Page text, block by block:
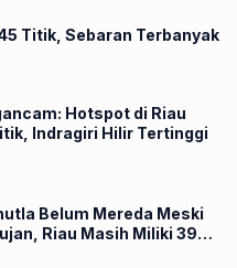
Titik, Sebaran Terbanyak
Hotspot di Riau
Indragiri Hilir Tertinggi
Belum Mereda Meski
Riau Masih Miliki 39